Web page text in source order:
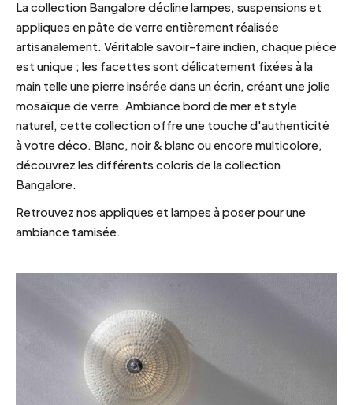
La collection Bangalore décline lampes, suspensions et
appliques en pâte de verre entièrement réalisée
artisanalement. Véritable savoir-faire indien, chaque pièce
est unique ; les facettes sont délicatement fixées à la
main telle une pierre insérée dans un écrin, créant une jolie
mosaïque de verre. Ambiance bord de mer et style
naturel, cette collection offre une touche d'authenticité
à votre déco. Blanc, noir & blanc ou encore multicolore,
découvrez les différents coloris de la collection
Bangalore.
Retrouvez nos appliques et lampes à poser pour une
ambiance tamisée.